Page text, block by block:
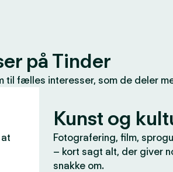
på Tinder
til fælles interesser, som de deler
Kunst og
Fotografering, film,
– kort sagt alt, der giver
snakke om.